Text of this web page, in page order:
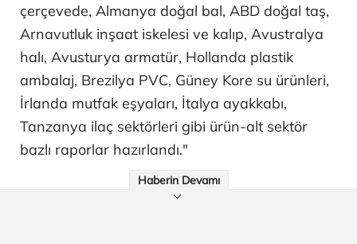
çerçevede, Almanya doğal bal, ABD doğal taş,
Arnavutluk inşaat iskelesi ve kalıp, Avustralya
halı, Avusturya armatür, Hollanda plastik
ambalaj, Brezilya PVC, Güney Kore su ürünleri,
İrlanda mutfak eşyaları, İtalya ayakkabı,
Tanzanya ilaç sektörleri gibi ürün-alt sektör
bazlı raporlar hazırlandı."
Haberin Devamı